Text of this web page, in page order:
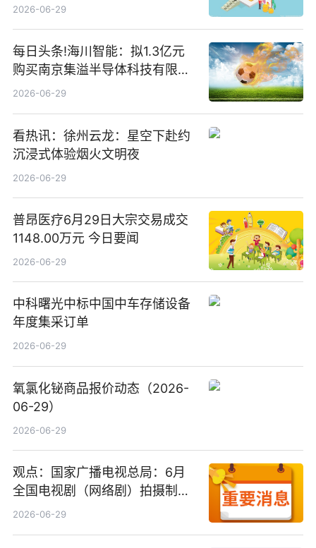
2026-06-29
每日头条!海川智能：拟1.3亿元
购买南京集溢半导体科技有限公
司15.3%股权
2026-06-29
看热讯：徐州云龙：星空下赴约
沉浸式体验烟火文明夜
2026-06-29
普昂医疗6月29日大宗交易成交
1148.00万元 今日要闻
2026-06-29
中科曙光中标中国中车存储设备
年度集采订单
2026-06-29
氧氯化铋商品报价动态（2026-
06-29）
2026-06-29
观点：国家广播电视总局：6月
全国电视剧（网络剧）拍摄制作
备案公示剧目197部
2026-06-29